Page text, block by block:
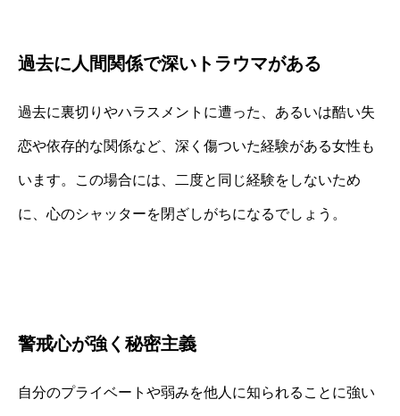
過去に人間関係で深いトラウマがある
過去に裏切りやハラスメントに遭った、あるいは酷い失
恋や依存的な関係など、深く傷ついた経験がある女性も
います。この場合には、二度と同じ経験をしないため
に、心のシャッターを閉ざしがちになるでしょう。
警戒心が強く秘密主義
自分のプライベートや弱みを他人に知られることに強い